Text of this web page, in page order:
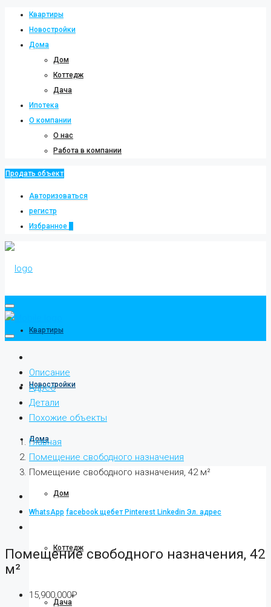
Квартиры
Новостройки
Дома
Дом
Коттедж
Дача
Ипотека
О компании
О нас
Работа в компании
Продать объект
Авторизоваться
регистр
Избранное
Квартиры
Новостройки
Дома
Дом
Коттедж
Дача
Описание
Адрес
Детали
Похожие объекты
Главная
Помещение свободного назначения
Помещение свободного назначения, 42 м²
WhatsApp facebook щебет Pinterest Linkedin Эл. адрес
Помещение свободного назначения, 42
м²
15,900,000₽